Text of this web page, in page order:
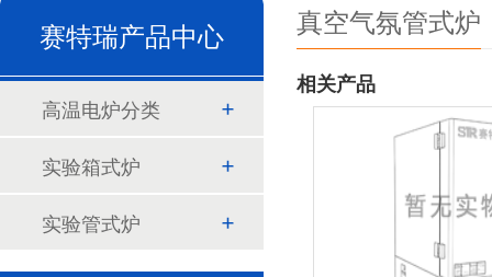
真空气氛管式炉
相关产品
赛特瑞产品中心
高温电炉分类
实验箱式炉
实验管式炉